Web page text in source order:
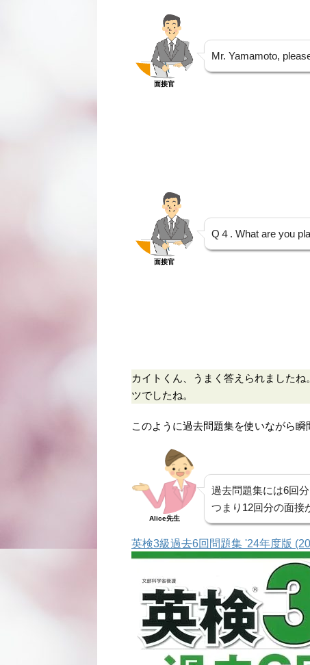
面接官
Mr. Yamamoto,
面接官
Q４. What are you
カイトくん、うまく答えられました
ツでしたね。
このように過去問題集を使いながら瞬
Alice先生
過去問題集には6回分
つまり12回分の面接
英検3級過去6回問題集 '24年度版